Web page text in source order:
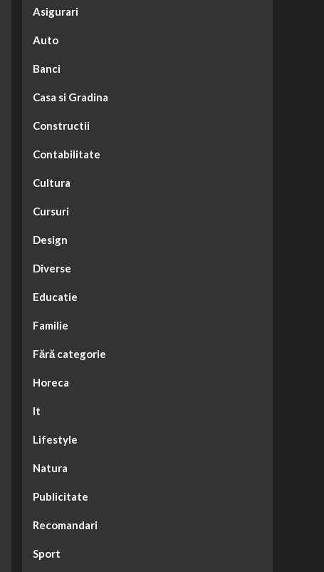
Asigurari
Auto
Banci
Casa si Gradina
Constructii
Contabilitate
Cultura
Cursuri
Design
Diverse
Educatie
Familie
Fără categorie
Horeca
It
Lifestyle
Natura
Publicitate
Recomandari
Sport